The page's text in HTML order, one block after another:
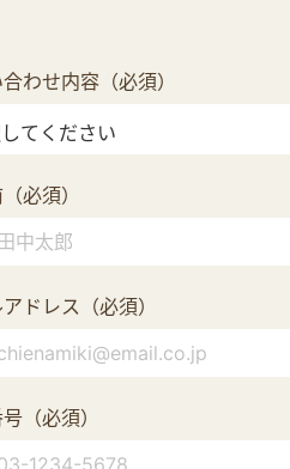
わせ内容（必須）
必須）
ドレス（必須）
（必須）